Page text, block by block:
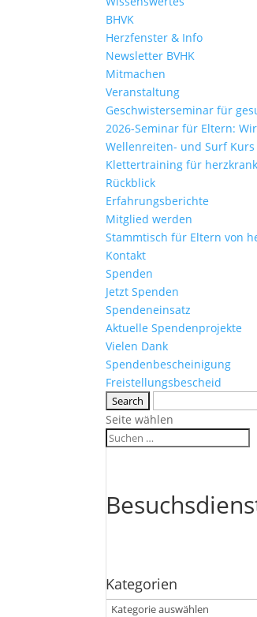
BHVK
Herzfenster & Info
Newsletter BVHK
Mitmachen
Veranstaltung
Geschwisterseminar für
2026-Seminar für Eltern:
Wellenreiten- und Surf Kurs
Klettertraining für
Rückblick
Erfahrungsberichte
Mitglied werden
Stammtisch für Eltern von
Kontakt
Spenden
Jetzt Spenden
Spendeneinsatz
Aktuelle Spendenprojekte
Vielen Dank
Spendenbescheinigung
Freistellungsbescheid
Seite wählen
Kategorien
Kategorien